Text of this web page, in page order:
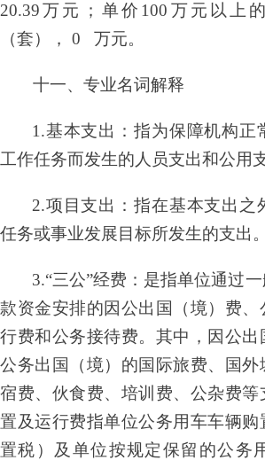
20.39万元；单价100万元以上
（套）， 0 万元。
十一、专业名词解释
1.基本支出：指为保障机构正
工作任务而发生的人员支出和公用支
2.项目支出：指在基本支出之
任务或事业发展目标所发生的支出。
3.“三公”经费：是指单位通过
款资金安排的因公出国（境）费、
行费和公务接待费。其中，因公出
公务出国（境）的国际旅费、国外
宿费、伙食费、培训费、公杂费等
置及运行费指单位公务用车车辆购
置税）及单位按规定保留的公务